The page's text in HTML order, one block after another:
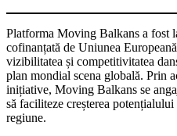
Platforma Moving Balkans a fost
cofinanțată de Uniunea
vizibilitatea și competitivitatea
plan mondial scena globală. Prin
inițiative, Moving Balkans se
să faciliteze creșterea
regiune.